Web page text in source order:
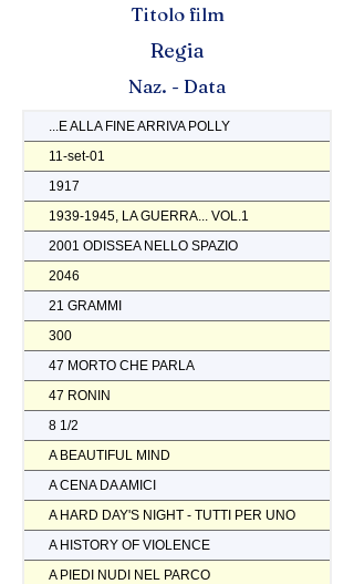
Titolo film
Regia
Naz. - Data
...E ALLA FINE ARRIVA POLLY
11-set-01
1917
1939-1945, LA GUERRA... VOL.1
2001 ODISSEA NELLO SPAZIO
2046
21 GRAMMI
300
47 MORTO CHE PARLA
47 RONIN
8 1/2
A BEAUTIFUL MIND
A CENA DA AMICI
A HARD DAY'S NIGHT - TUTTI PER UNO
A HISTORY OF VIOLENCE
A PIEDI NUDI NEL PARCO